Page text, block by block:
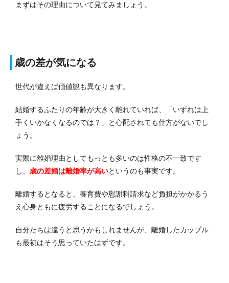
まずはその理由について見てみましょう。
歳の差が気になる
世代が違えば価値観も異なります。
結婚するふたりの年齢が大きく離れていれば、「いずれは上
手くいかなくなるのでは？」と心配されても仕方がないでし
ょう。
実際に離婚理由としてもっとも多いのは性格の不一致です
し、 歳の差婚は離婚率が高いというのも事実です。
離婚するとなると、養育費や慰謝料請求など負担がかかるう
え心身ともに疲労することになるでしょう。
自分たちは違うと思うかもしれませんが、離婚したカップル
も最初はそう思っていたはずです。